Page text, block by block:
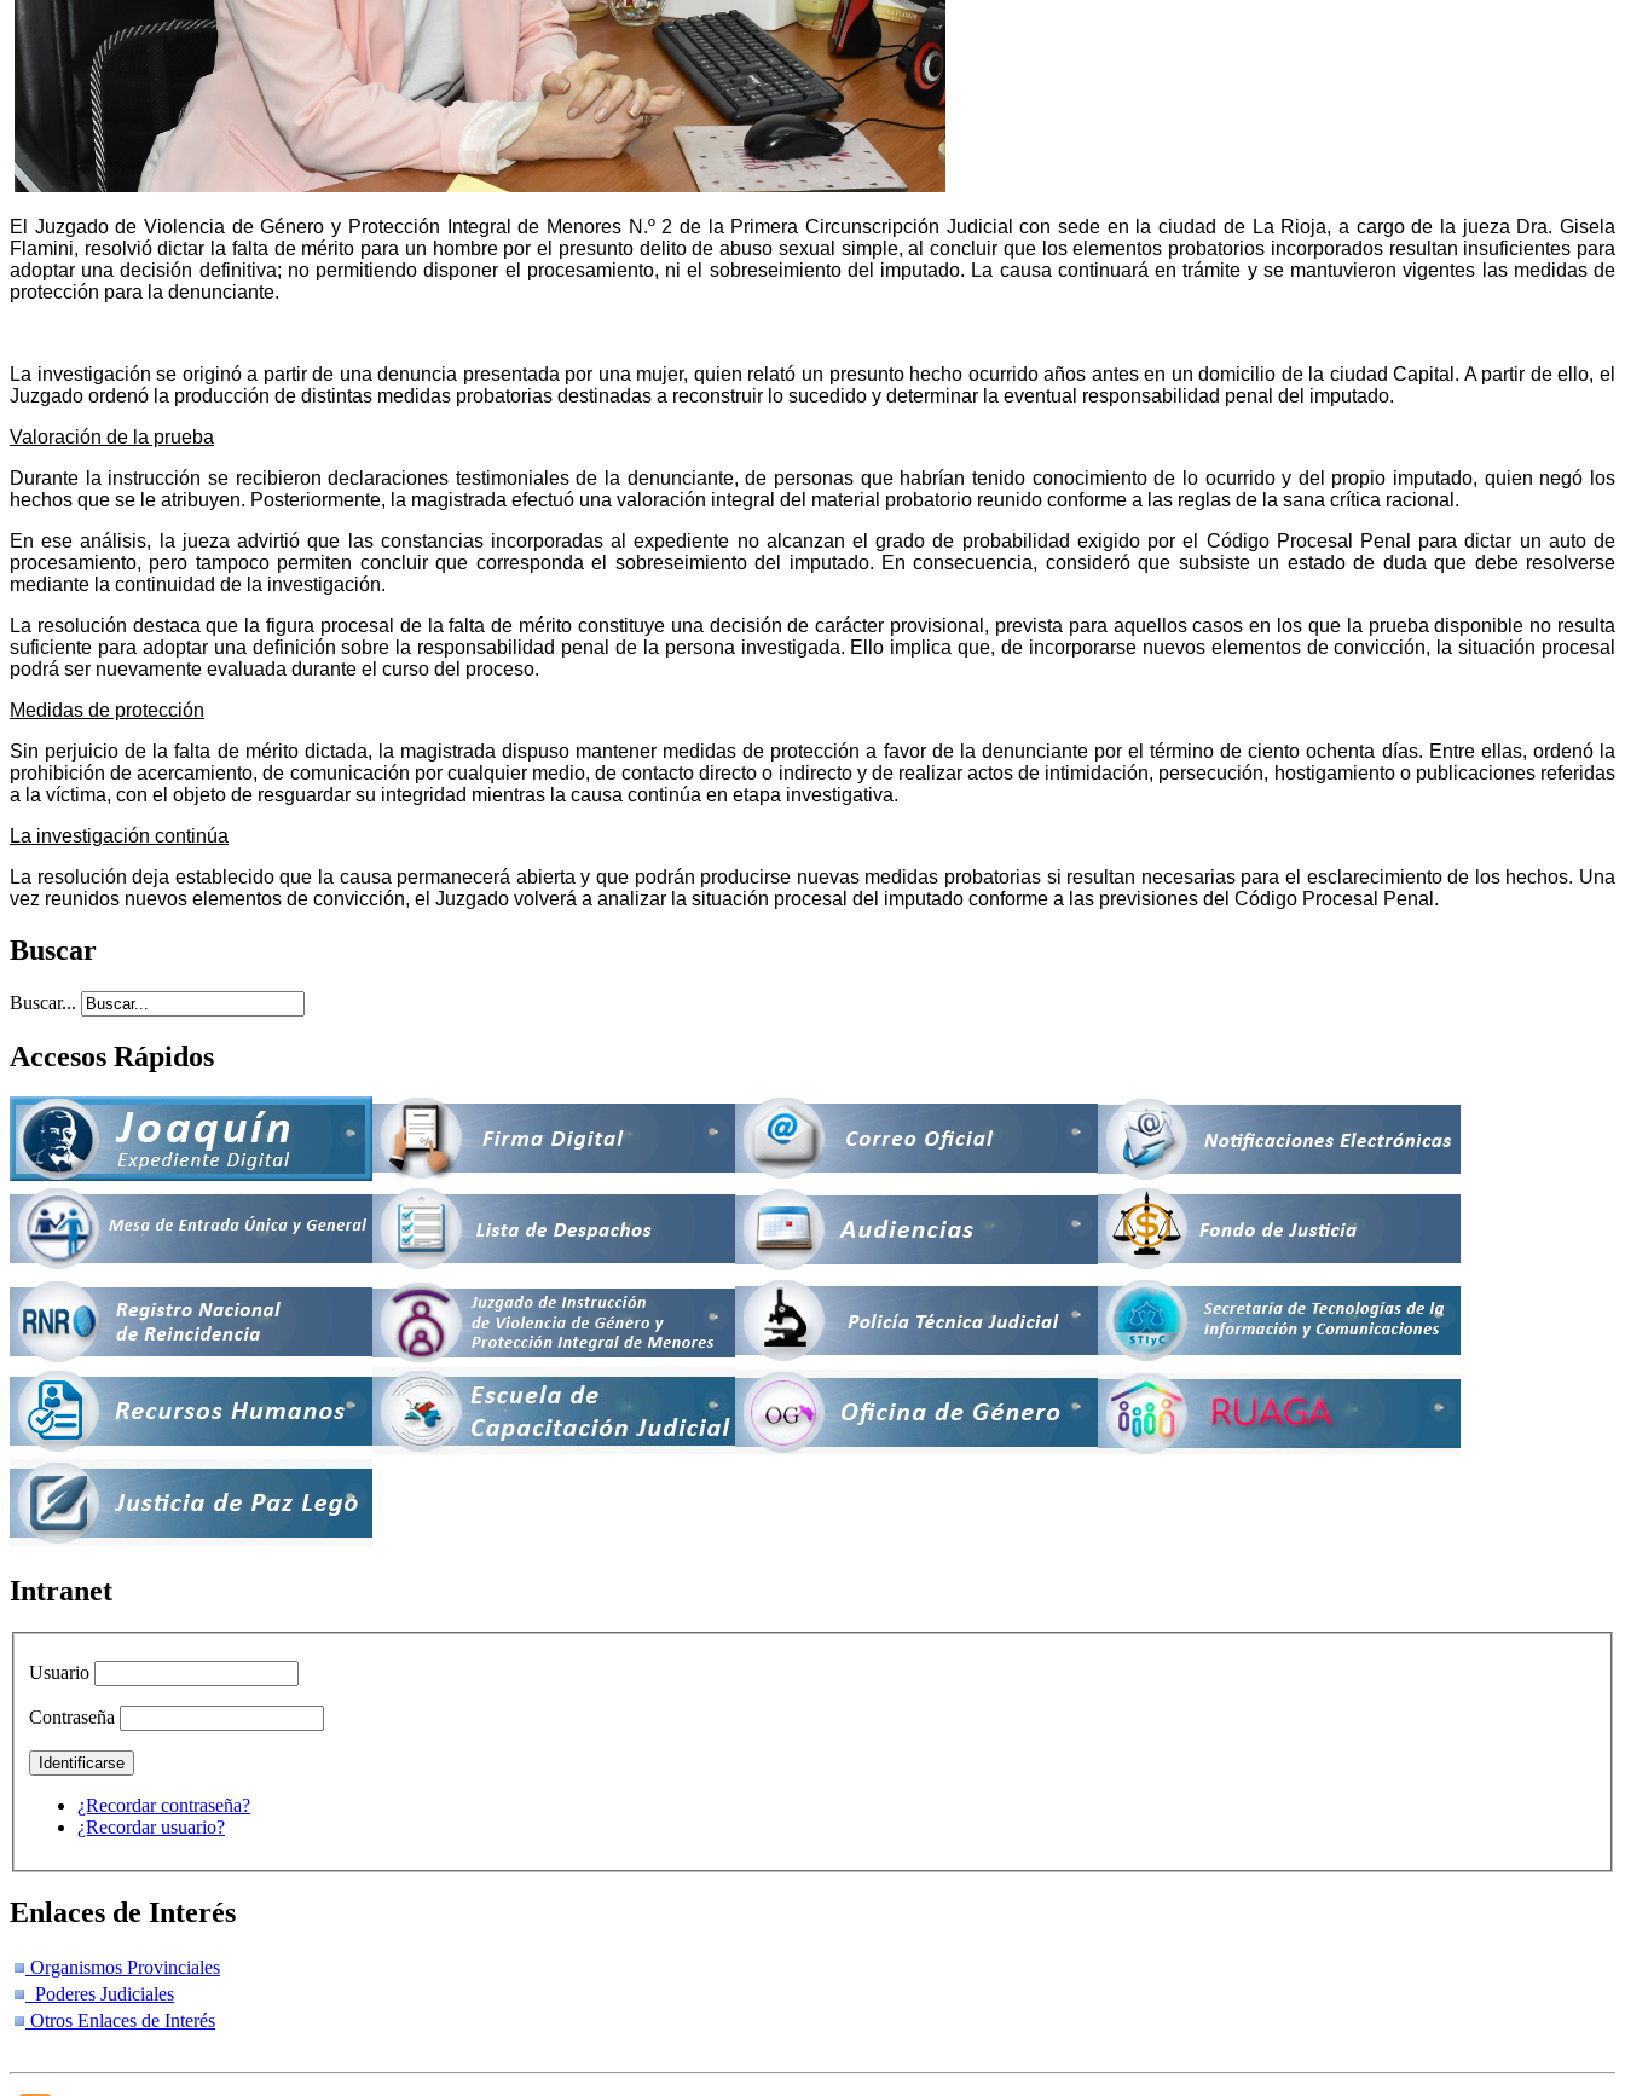
El Juzgado de Violencia de Género y Protección Integral de Menores N.º 2 de la Primera Circunscripción Judicial con sede en la ciudad de La Rioja, a cargo de la jueza Dra. Gisela
Flamini, resolvió dictar la falta de mérito para un hombre por el presunto delito de abuso sexual simple, al concluir que los elementos probatorios incorporados resultan insuficientes para
adoptar una decisión definitiva; no permitiendo disponer el procesamiento, ni el sobreseimiento del imputado. La causa continuará en trámite y se mantuvieron vigentes las medidas de
protección para la denunciante.
La investigación se originó a partir de una denuncia presentada por una mujer, quien relató un presunto hecho ocurrido años antes en un domicilio de la ciudad Capital. A partir de ello, el
Juzgado ordenó la producción de distintas medidas probatorias destinadas a reconstruir lo sucedido y determinar la eventual responsabilidad penal del imputado.
Valoración de la prueba
Durante la instrucción se recibieron declaraciones testimoniales de la denunciante, de personas que habrían tenido conocimiento de lo ocurrido y del propio imputado, quien negó los
hechos que se le atribuyen. Posteriormente, la magistrada efectuó una valoración integral del material probatorio reunido conforme a las reglas de la sana crítica racional.
En ese análisis, la jueza advirtió que las constancias incorporadas al expediente no alcanzan el grado de probabilidad exigido por el Código Procesal Penal para dictar un auto de
procesamiento, pero tampoco permiten concluir que corresponda el sobreseimiento del imputado. En consecuencia, consideró que subsiste un estado de duda que debe resolverse
mediante la continuidad de la investigación.
La resolución destaca que la figura procesal de la falta de mérito constituye una decisión de carácter provisional, prevista para aquellos casos en los que la prueba disponible no resulta
suficiente para adoptar una definición sobre la responsabilidad penal de la persona investigada. Ello implica que, de incorporarse nuevos elementos de convicción, la situación procesal
podrá ser nuevamente evaluada durante el curso del proceso.
Medidas de protección
Sin perjuicio de la falta de mérito dictada, la magistrada dispuso mantener medidas de protección a favor de la denunciante por el término de ciento ochenta días. Entre ellas, ordenó la
prohibición de acercamiento, de comunicación por cualquier medio, de contacto directo o indirecto y de realizar actos de intimidación, persecución, hostigamiento o publicaciones referidas
a la víctima, con el objeto de resguardar su integridad mientras la causa continúa en etapa investigativa.
La investigación continúa
La resolución deja establecido que la causa permanecerá abierta y que podrán producirse nuevas medidas probatorias si resultan necesarias para el esclarecimiento de los hechos. Una
vez reunidos nuevos elementos de convicción, el Juzgado volverá a analizar la situación procesal del imputado conforme a las previsiones del Código Procesal Penal.
Buscar
Buscar...
Accesos Rápidos
Intranet
Usuario
Contraseña
¿Recordar contraseña?
¿Recordar usuario?
Enlaces de Interés
Organismos Provinciales
Poderes Judiciales
Otros Enlaces de Interés